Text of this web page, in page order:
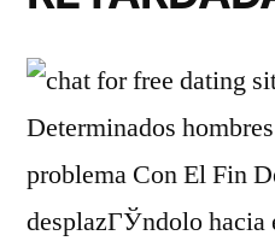
Determinados
problema Con El Fin
desplazГЎndolo hacia